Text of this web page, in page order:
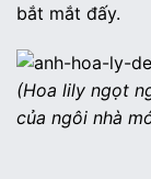
bắt mắt đấy.
(Hoa lily ngọt
của ngôi nhà